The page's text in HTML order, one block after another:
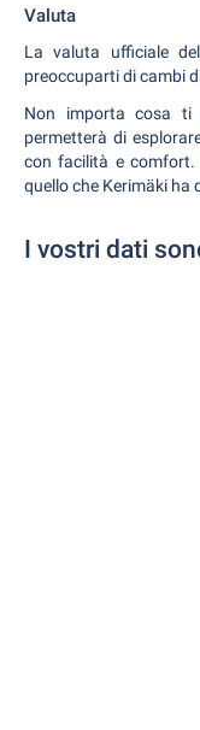
Valuta
La valuta ufficiale
preoccuparti di cambi
Non importa cosa ti
permetterà di
con facilità e comfort.
quello che Kerimäki ha
I vostri dati